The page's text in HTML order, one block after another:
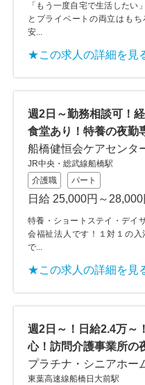
「もう一度自宅で生活した
とプライベートの両立はも
安...
★この求人の詳細を見
週2日～勤務相談可！
食堂あり！特養の夜勤
船橋健恒会ケアセンタ
JR中央・総武線船橋駅
介護職
パート
日給 25,000円～28,000
特養・ショートステイ・デイ
会福祉法人です！１対１の
で...
★この求人の詳細を見
週2日～！日給2.4万
心！訪問介護事業所の
プラチナ・シニアホー
東葉高速線船橋日大前駅